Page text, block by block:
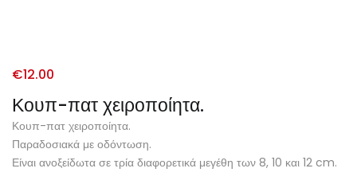
Κουπ-πατ χειροποίητα.
€12.00
Κουπ-πατ χειροποίητα.
Παραδοσιακά με οδόντωση.
Είναι ανοξείδωτα σε τρία διαφορετικά μεγέθη των 8, 10 και 12 cm.